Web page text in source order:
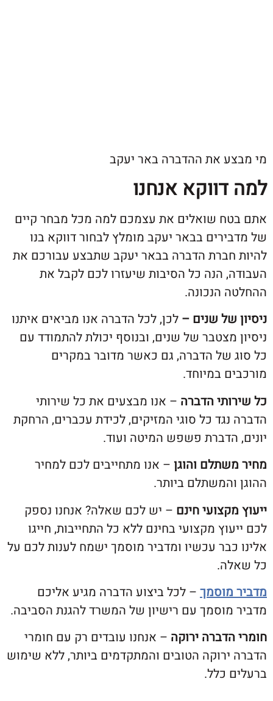
את ההדברה באר יעקב
אנחנו
שואלים את עצמכם למה מכל מבחר קיים
בבאר יעקב מומלץ לבחור דווקא בנו
הדברה בבאר יעקב שתבצע עבורכם את
הנה כל הסיבות שיעזרו לכם לקבל את
הנכונה.
של שנים – לכן, לכל הדברה אנו מביאים איתנו
מצטבר של שנים, ובנוסף יכולת להתמודד עם
של הדברה, גם כאשר מדובר במקרים
במיוחד.
הדברה– אנו מבצעים את כל שירותי
כל סוגי המזיקים, לכידת עכברים, הרחקת
הדברת פשפש המיטה ועוד.
והוגן– אנו מתחייבים לכם למחיר
ביותר.
חינם– יש לכם שאלה? אנחנו נספק
מקצועי בחינם ללא כל התחייבות, חייגו
עכשיו ומדביר מוסמך ישמח לענות לכם על
– לכל ביצוע הדברה מגיע אליכם
עם רישיון של המשרד להגנת הסביבה.
ירוקה– אנחנו עובדים רק עם חומרי
הטובים והמתקדמים ביותר, ללא שימוש
כלל.